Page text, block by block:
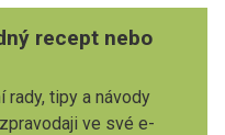
recept nebo
rady, tipy a návody
ve své e-